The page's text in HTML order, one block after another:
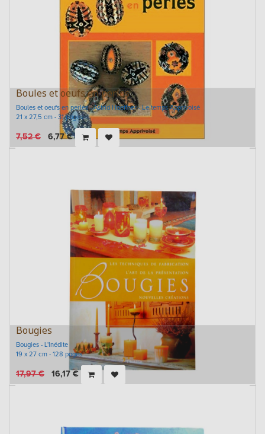
Boules et oeufs en perles
Boules et oeufs en perles - Astrid Haeffner - Le temps Apprivoisé
21 x 27,5 cm - 31 pages
7,52€ 6,77€
Bougies
Bougies - L'Inédite
19 x 27 cm - 128 pages
17,97€ 16,17€